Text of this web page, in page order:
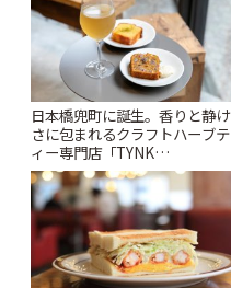
日本橋兜町に誕生。香りと静け
さに包まれるクラフトハーブテ
ィー専門店「TYNK
Kabutocho」 | ことりっぷ